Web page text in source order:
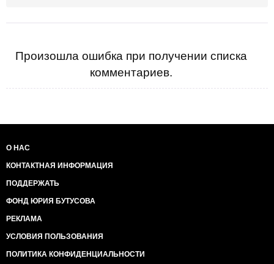
Произошла ошибка при получении списка
комментариев.
О НАС
КОНТАКТНАЯ ИНФОРМАЦИЯ
ПОДДЕРЖАТЬ
ФОНД ЮРИЯ БУТУСОВА
РЕКЛАМА
УСЛОВИЯ ПОЛЬЗОВАНИЯ
ПОЛИТИКА КОНФИДЕНЦИАЛЬНОСТИ